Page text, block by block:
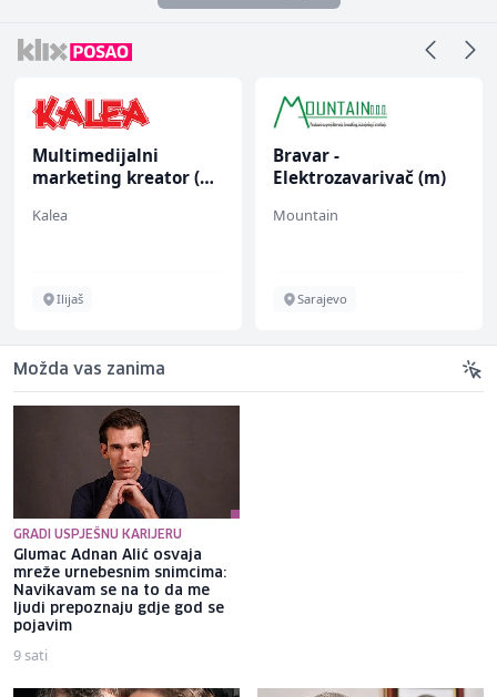
Multimedijalni
marketing kreator (m/
Kalea
Ilijaš
Bravar -
Elektrozavarivač (m)
Mountain
Sarajevo
Možda vas zanima
GRADI USPJEŠNU KARIJERU
Glumac Adnan Alić osvaja
mreže urnebesnim snimcima:
Navikavam se na to da me
ljudi prepoznaju gdje god se
pojavim
9 sati